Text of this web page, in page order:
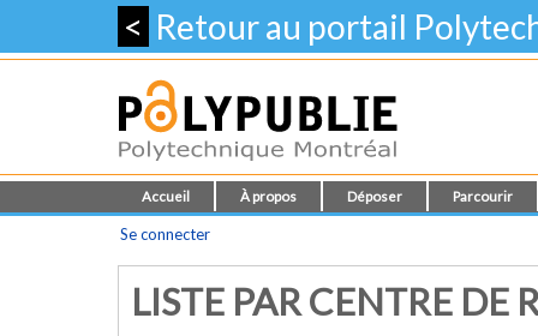
< Retour au portail
Accueil À propos Déposer Parcourir
Se connecter
LISTE PAR CENTRE DE